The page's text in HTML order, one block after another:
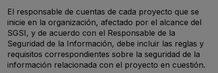
El responsable de cuentas de cada proyecto que se
inicie en la organización, afectado por el alcance del
SGSI, y de acuerdo con el Responsable de la
Seguridad de la Información, debe incluir las reglas y
requisitos correspondientes sobre la seguridad de la
información relacionada con el proyecto en cuestión.